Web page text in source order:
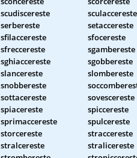
scudiscereste sculaccereste
serbereste setaccereste
sfilaccereste sfocereste
sfreccereste sgambereste
sghiaccereste sgobbereste
slancereste slombereste
snobbereste
sottacereste sovescereste
spiacereste spiccereste
sprimaccereste spulcereste
storcereste straccereste
stralcereste stralicereste